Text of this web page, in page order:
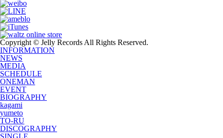
Copyright © Jelly Records All Rights Reserved.
INFORMATION
NEWS
MEDIA
SCHEDULE
ONEMAN
EVENT
BIOGRAPHY
kagami
yumeto
TO-RU
DISCOGRAPHY
SINGLE